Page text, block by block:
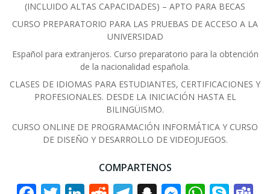
(INCLUIDO ALTAS CAPACIDADES) – APTO PARA BECAS
CURSO PREPARATORIO PARA LAS PRUEBAS DE ACCESO A LA
UNIVERSIDAD
Español para extranjeros. Curso preparatorio para la obtención
de la nacionalidad española.
CLASES DE IDIOMAS PARA ESTUDIANTES, CERTIFICACIONES Y
PROFESIONALES. DESDE LA INICIACIÓN HASTA EL
BILINGÜISMO.
CURSO ONLINE DE PROGRAMACIÓN INFORMÁTICA Y CURSO
DE DISEÑO Y DESARROLLO DE VIDEOJUEGOS.
COMPARTENOS